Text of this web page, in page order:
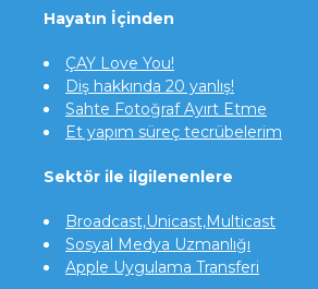
Hayatın İçinden
ÇAY Love You!
Diş hakkında 20 yanlış!
Sahte Fotoğraf Ayırt Etme
Et yapım süreç tecrübelerim
Sektör ile ilgilenenlere
Broadcast,Unicast,Multicast
Sosyal Medya Uzmanlığı
Apple Uygulama Transferi